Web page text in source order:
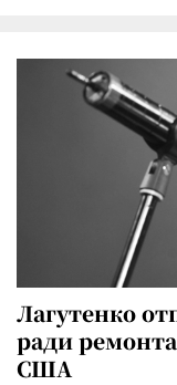
Лагутенко
ради
США